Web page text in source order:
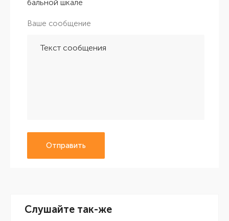
бальной шкале
Ваше сообщение
Отправить
Слушайте так-же